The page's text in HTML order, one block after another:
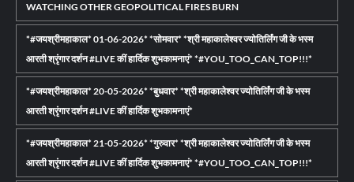
WATCHING OTHER GEOPOLITICAL FIRES BURN
*#जयश्रीमहाकाल* 01-06-2026* *सोमवार* *श्री महाकालेश्वर ज्योतिर्लिंग जी के भस्म
आरती श्रृंगार दर्शन #LIVE कीं हार्दिक शुभकामनाएं* *#YOU_TOO_CAN_TOP!!!*
*#जयश्रीमहाकाल* 20-05-2026* *बुधवार* *श्री महाकालेश्वर ज्योतिर्लिंग जी के भस्म
आरती श्रृंगार दर्शन #LIVE कीं हार्दिक शुभकामनाएं*
*#जयश्रीमहाकाल* 21-05-2026* *गुरुवार* *श्री महाकालेश्वर ज्योतिर्लिंग जी के भस्म
आरती श्रृंगार दर्शन #LIVE कीं हार्दिक शुभकामनाएं* *#YOU_TOO_CAN_TOP!!!*